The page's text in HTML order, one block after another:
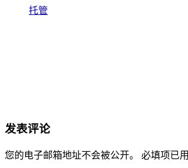
托管
发表评论
您的电子邮箱地址不会被公开。 必填项已用